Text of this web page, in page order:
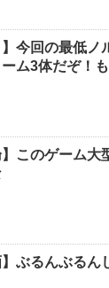
】今回の最低
ム3体だぞ！
】このゲーム
】ぶるんぶる